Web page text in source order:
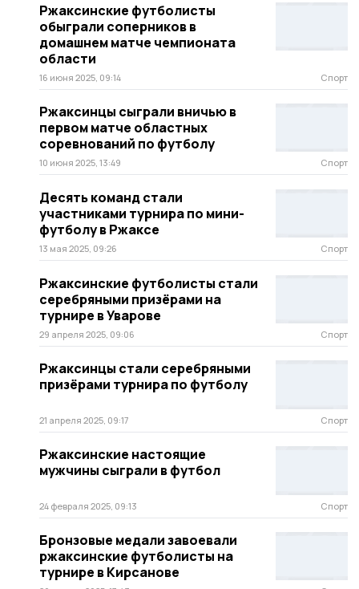
Ржаксинские футболисты
обыграли соперников в
домашнем матче чемпионата
области
16 июня 2025, 09:14 Спорт
Ржаксинцы сыграли вничью в
первом матче областных
соревнований по футболу
10 июня 2025, 13:49 Спорт
Десять команд стали
участниками турнира по мини-
футболу в Ржаксе
13 мая 2025, 09:26 Спорт
Ржаксинские футболисты стали
серебряными призёрами на
турнире в Уварове
29 апреля 2025, 09:06 Спорт
Ржаксинцы стали серебряными
призёрами турнира по футболу
21 апреля 2025, 09:17 Спорт
Ржаксинские настоящие
мужчины сыграли в футбол
24 февраля 2025, 09:13 Спорт
Бронзовые медали завоевали
ржаксинские футболисты на
турнире в Кирсанове